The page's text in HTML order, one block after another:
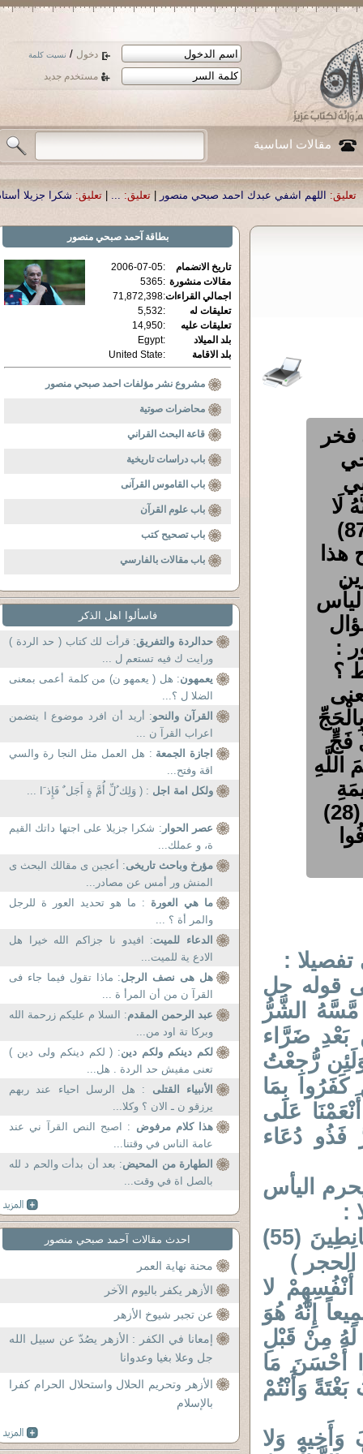
دخول / نسيت كلمة
مستخدم جديد
مقالات اساسية
احمد صبحي منصور| تعليق: ...
|تعليق: شكرا جزيلا أستاذ حمد الحمد
فخر
لَا
يَيْأَسُ مِن رَّوْحِ اللَّهِ إِلَّا الْقَوْمُ الْكَافِرُونَ (87)
:
؟
فَجٍّ
اللَّهِ
الأَنْعَامِ فَكُلُوا مِنْهَا وَأَطْعِمُوا الْبَائِسَ الْفَقِيرَ (28)
:
قوله جل
مَّسَّهُ الشَّرُّ
بَعْدِ ضَرَّاء
رُّجِعْتُ
بِمَا
غَلِيظٍ (50) وَإِذَا أَنْعَمْنَا عَلَى
فَذُو دُعَاء
اليأس
:
2 / 1 : ( قَالُوا بَشَّرْنَاكَ بِالْحَقِّ فَلا تَكُنْ مِنْ الْقَانِطِينَ (55)
لا
إِنَّهُ هُوَ
لَهُ مِنْ قَبْلِ
تُنْصَرُونَ (54) وَاتَّبِعُوا أَحْسَنَ مَا
وَأَنْتُمْ
وَلا
بطاقة آحمد صبحي منصور
تاريخ الانضمام :
2006-07-05
مقالات منشورة :
5365
اجمالي القراءات:
71,872,398
تعليقات له
:
5,532
تعليقات عليه
:
14,950
بلد الميلاد
:
Egypt
بلد الاقامة
:
United State
مشروع نشر مؤلفات احمد صبحي منصور
محاضرات صوتية
قاعة البحث القراني
باب دراسات تاريخية
باب القاموس القرآنى
باب علوم القرآن
باب تصحيح كتب
باب مقالات بالفارسي
فاسألوا اهل الذكر
حدالردة والتفريق: قرأت لك كتاب ( حد الردة )
ورايت ك فيه تستعم ل ...
يعمهون: هل ( يعمهو ن) من كلمة أعمى بمعنى
الضلا ل ؟...
القرآن والنحو: أريد أن افرد موضوع ا يتضمن
اعراب القرآ ن ...
اجازة الجمعة : هل العمل مثل النجا رة والسي
اقة وفتح...
ولكل امة اجل : ( وَلِك ُلِّ أُمَّ ةٍ أَجَل ٌ فَإِذ َا ...
عصر الحوار : شكرا جزيلا على اجتها داتك القيم
ة، و عملك...
مؤرخ وباحث تاريخى: أعجبن ى مقالك البحث ى
المنش ور أمس عن مصادر...
ما هي العورة : ما هو تحديد العور ة للرجل
والمر أة ؟ ...
الدعاء للميت: افيدو نا جزاكم الله خيرا هل
الادع ية للميت...
هل هى نصف الرجل: ماذا تقول فيما جاء فى
القرآ ن من أن المرأ ة ...
عبد الرحمن المقدم: السلا م عليكم زرحمة الله
وبركا تة اود من...
لكم دينكم ولكم دين: ( لكم دينكم ولى دين )
تعنى مفيش حد الردة . هل...
الأنبياء القتلى : هل الرسل احياء عند ربهم
يرزقو ن ـ الان ؟ وكلا...
هذا كلام مرفوض : اصبح النص القرآ ني عند
عامة الناس في وقتنا...
الطهارة من المحيض: بعد أن بدأت والحم د لله
بالصل اة في وقت...
احدث مقالات آحمد صبحي منصور
محنة نهاية العمر
الأزهر يكفر باليوم الآخر
عن تجبر شيوخ الأزهر
إمعانا في الكفر : الأزهر يصُدّ عن سبيل الله
جل وعلا بغيا وعدوانا
الأزهر وتحريم الحلال واستحلال الحرام كفرا
بالإسلام